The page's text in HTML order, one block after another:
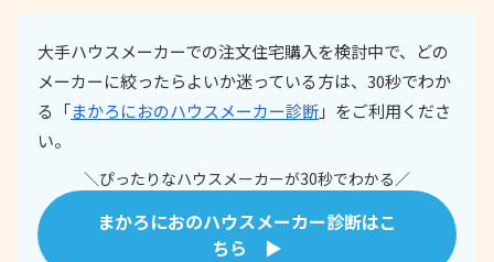
大手ハウスメーカーでの注文住宅購入を検討中で、どの
メーカーに絞ったらよいか迷っている方は、30秒でわか
る「まかろにおのハウスメーカー診断」をご利用くださ
い。
＼ぴったりなハウスメーカーが30秒でわかる／
まかろにおのハウスメーカー診断はこ
ちら ▶